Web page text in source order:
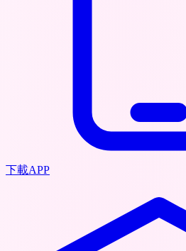
下載APP